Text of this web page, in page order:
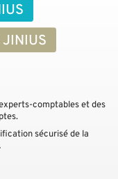
JINIUS
comptables et des
sécurisé de la